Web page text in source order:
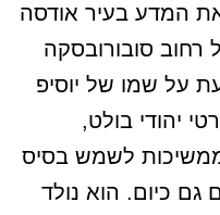
את המדע בעיר אודסה
סובורובסקה
על שמו של יוסיפ
יהודי בולט,
ממשיכות לשמש בסיס
גם כיום. הוא נולד